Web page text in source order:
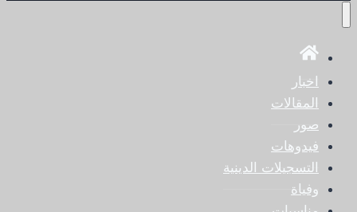
اخبار
المقالات
صور
فيدوهات
التسجيلات الدينية
وفياة